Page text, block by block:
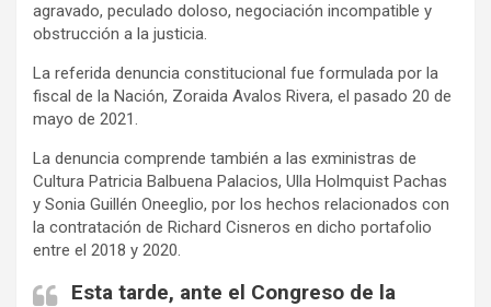
agravado, peculado doloso, negociación incompatible y
obstrucción a la justicia.
La referida denuncia constitucional fue formulada por la
fiscal de la Nación, Zoraida Avalos Rivera, el pasado 20 de
mayo de 2021.
La denuncia comprende también a las exministras de
Cultura Patricia Balbuena Palacios, Ulla Holmquist Pachas
y Sonia Guillén Oneeglio, por los hechos relacionados con
la contratación de Richard Cisneros en dicho portafolio
entre el 2018 y 2020.
Esta tarde, ante el Congreso de la